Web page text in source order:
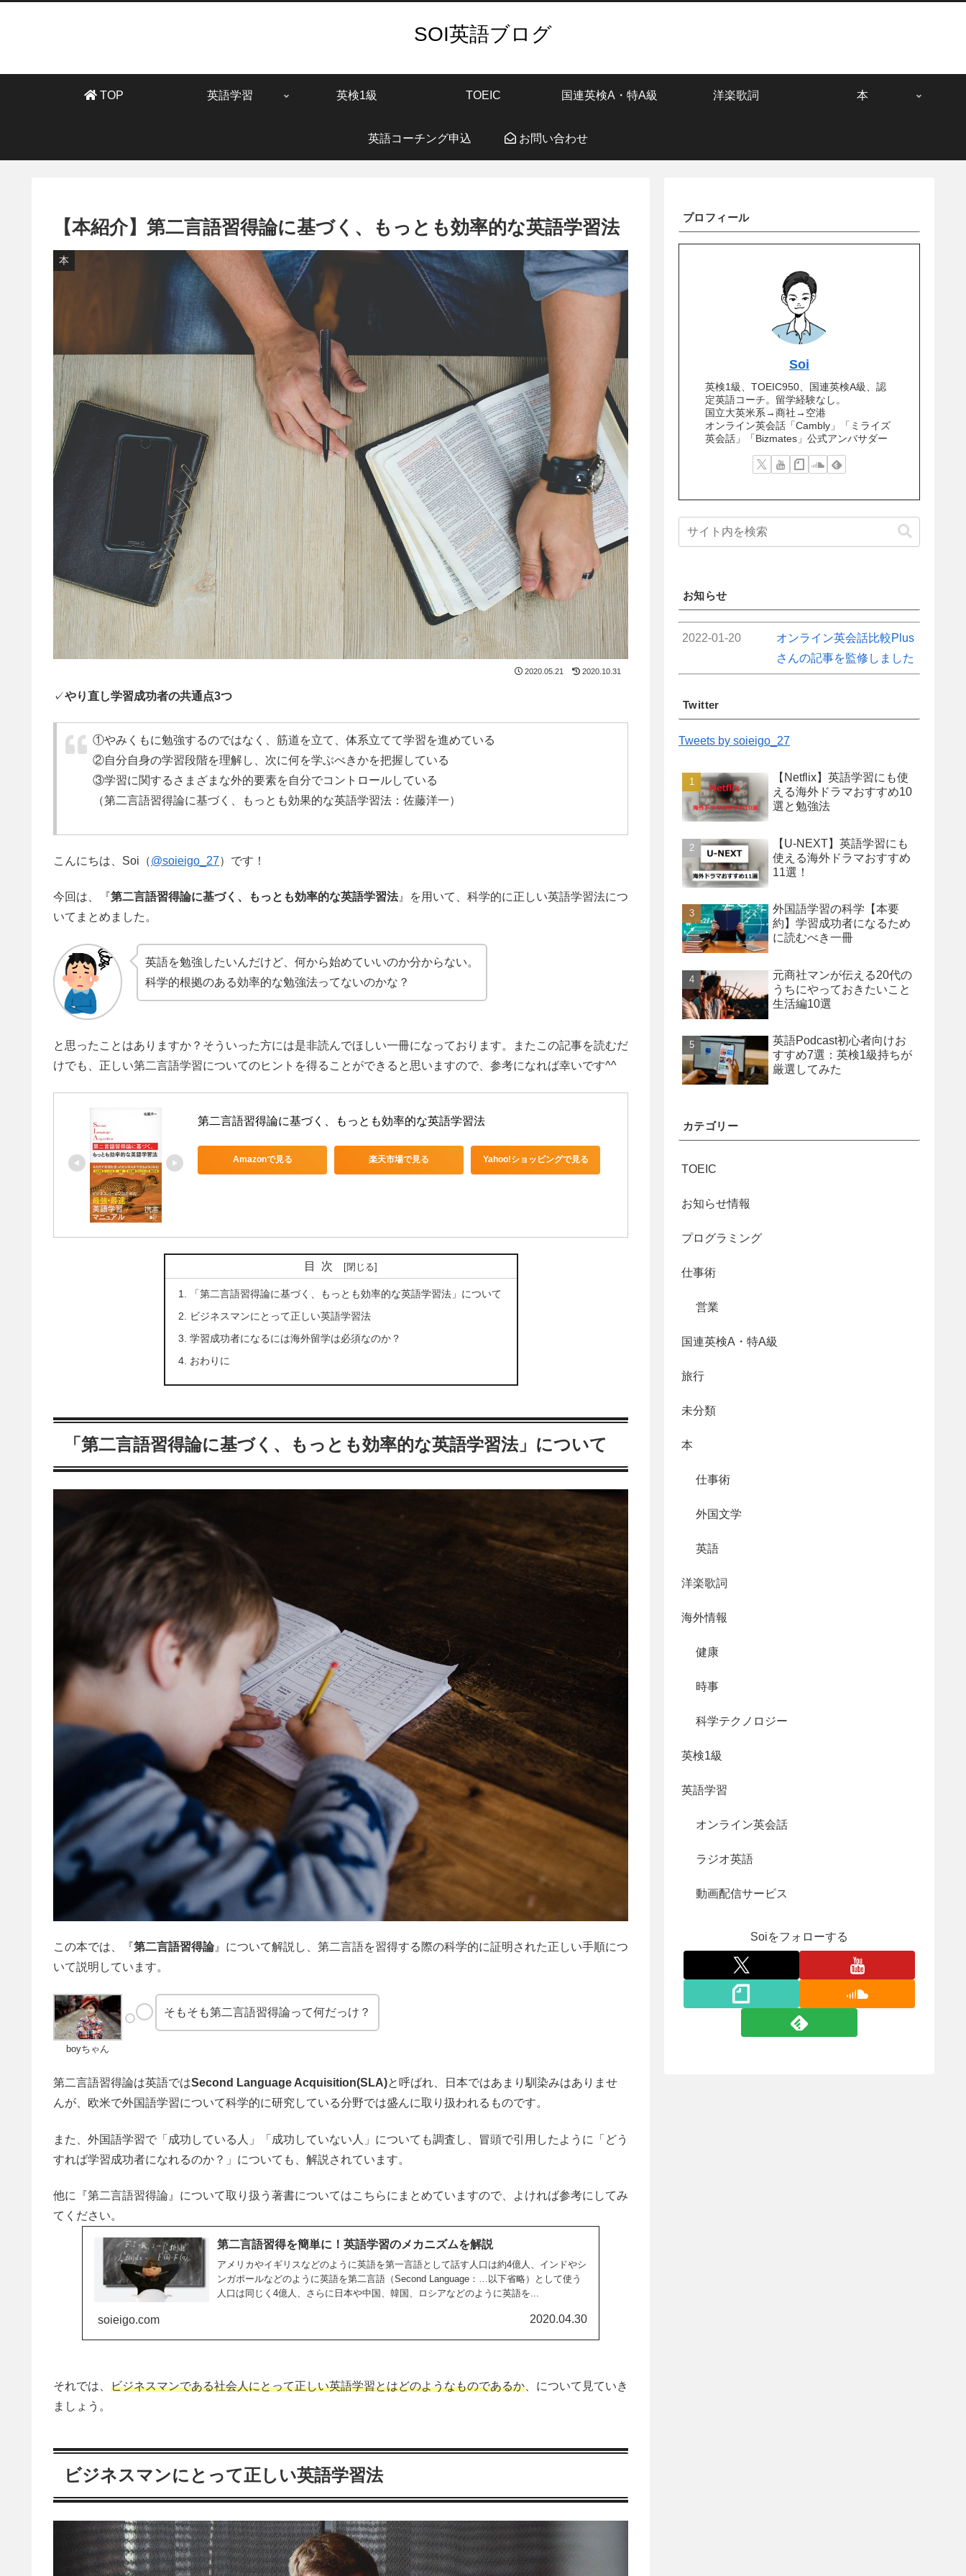
SOI英語ブログ
TOP 英語学習 英検1級 TOEIC 国連英検A・特A級 洋楽歌詞 本
英語コーチング申込 お問い合わせ
【本紹介】第二言語習得論に基づく、もっとも効率的な英語学習法
本
2020.05.21 2020.10.31
✓やり直し学習成功者の共通点3つ
①やみくもに勉強するのではなく、筋道を立て、体系立てて学習を進めている
②自分自身の学習段階を理解し、次に何を学ぶべきかを把握している
③学習に関するさまざまな外的要素を自分でコントロールしている
（第二言語習得論に基づく、もっとも効果的な英語学習法：佐藤洋一）
こんにちは、Soi（@soieigo_27）です！
今回は、『第二言語習得論に基づく、もっとも効率的な英語学習法』を用いて、科学的に正しい英語学習法につ
いてまとめました。
英語を勉強したいんだけど、何から始めていいのか分からない。
科学的根拠のある効率的な勉強法ってないのかな？
と思ったことはありますか？そういった方には是非読んでほしい一冊になっております。またこの記事を読むだ
けでも、正しい第二言語学習についてのヒントを得ることができると思いますので、参考になれば幸いです^^
第二言語習得論に基づく、もっとも効率的な英語学習法
Amazonで見る 楽天市場で見る Yahoo!ショッピングで見る
目次
「第二言語習得論に基づく、もっとも効率的な英語学習法」について
ビジネスマンにとって正しい英語学習法
学習成功者になるには海外留学は必須なのか？
おわりに
「第二言語習得論に基づく、もっとも効率的な英語学習法」について
この本では、『第二言語習得論』について解説し、第二言語を習得する際の科学的に証明された正しい手順につ
いて説明しています。
boyちゃん
そもそも第二言語習得論って何だっけ？
第二言語習得論は英語ではSecond Language Acquisition(SLA)と呼ばれ、日本ではあまり馴染みはありませ
んが、欧米で外国語学習について科学的に研究している分野では盛んに取り扱われるものです。
また、外国語学習で「成功している人」「成功していない人」についても調査し、冒頭で引用したように「どう
すれば学習成功者になれるのか？」についても、解説されています。
他に『第二言語習得論』について取り扱う著書についてはこちらにまとめていますので、よければ参考にしてみ
てください。
第二言語習得を簡単に！英語学習のメカニズムを解説
アメリカやイギリスなどのように英語を第一言語として話す人口は約4億人、インドやシ
ンガポールなどのように英語を第二言語（Second Language：…以下省略）として使う
人口は同じく4億人、さらに日本や中国、韓国、ロシアなどのように英語を...
soieigo.com 2020.04.30
それでは、 ビジネスマンである社会人にとって正しい英語学習とはどのようなものであるか、について見ていき
ましょう。
ビジネスマンにとって正しい英語学習法
プロフィール
Soi
英検1級、TOEIC950、国連英検A級、認
定英語コーチ。留学経験なし。
国立大英米系→商社→空港
オンライン英会話「Cambly」「ミライズ
英会話」「Bizmates」公式アンバサダー
お知らせ
2022-01-20
オンライン英会話比較Plus
さんの記事を監修しました
Twitter
Tweets by soieigo_27
【Netflix】英語学習にも使
える海外ドラマおすすめ10
選と勉強法
【U-NEXT】英語学習にも
使える海外ドラマおすすめ
11選！
外国語学習の科学【本要
約】学習成功者になるため
に読むべき一冊
元商社マンが伝える20代の
うちにやっておきたいこと
生活編10選
英語Podcast初心者向けお
すすめ7選：英検1級持ちが
厳選してみた
カテゴリー
TOEIC
お知らせ情報
プログラミング
仕事術
営業
国連英検A・特A級
旅行
未分類
本
仕事術
外国文学
英語
洋楽歌詞
海外情報
健康
時事
科学テクノロジー
英検1級
英語学習
オンライン英会話
ラジオ英語
動画配信サービス
Soiをフォローする